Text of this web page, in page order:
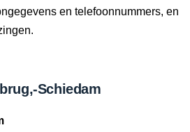
en telefoonnummers, en
Schiedam